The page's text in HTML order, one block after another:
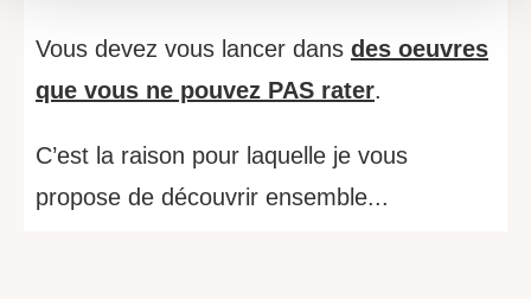
Vous devez vous lancer dans des oeuvres
que vous ne pouvez PAS rater.
C’est la raison pour laquelle je vous
propose de découvrir ensemble...